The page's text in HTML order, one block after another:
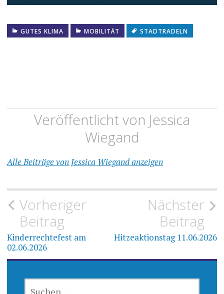
GUTES KLIMA MOBILITÄT STADTRADELN
Veröffentlicht von Jessica
Wiegand
Alle Beiträge von Jessica Wiegand anzeigen
Beitragsnavigation
Vorheriger
Beitrag
Kinderrechtefest am
02.06.2026
Nächster
Beitrag
Hitzeaktionstag 11.06.2026